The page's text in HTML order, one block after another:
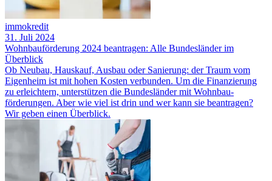
immokredit
31. Juli 2024
Wohnbauförderung 2024 beantragen: Alle Bundesländer im
Überblick
Ob Neubau, Hauskauf, Ausbau oder Sanierung: der Traum vom
Eigenheim ist mit hohen Kosten verbunden. Um die Finanzierung
zu erleichtern, unterstützen die Bundesländer mit Wohnbau­
förderungen. Aber wie viel ist drin und wer kann sie beantragen?
Wir geben einen Überblick.